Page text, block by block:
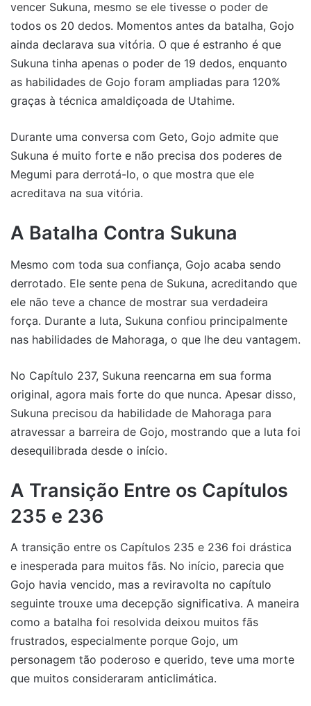
vencer Sukuna, mesmo se ele tivesse o poder de
todos os 20 dedos. Momentos antes da batalha, Gojo
ainda declarava sua vitória. O que é estranho é que
Sukuna tinha apenas o poder de 19 dedos, enquanto
as habilidades de Gojo foram ampliadas para 120%
graças à técnica amaldiçoada de Utahime.
Durante uma conversa com Geto, Gojo admite que
Sukuna é muito forte e não precisa dos poderes de
Megumi para derrotá-lo, o que mostra que ele
acreditava na sua vitória.
A Batalha Contra Sukuna
Mesmo com toda sua confiança, Gojo acaba sendo
derrotado. Ele sente pena de Sukuna, acreditando que
ele não teve a chance de mostrar sua verdadeira
força. Durante a luta, Sukuna confiou principalmente
nas habilidades de Mahoraga, o que lhe deu vantagem.
No Capítulo 237, Sukuna reencarna em sua forma
original, agora mais forte do que nunca. Apesar disso,
Sukuna precisou da habilidade de Mahoraga para
atravessar a barreira de Gojo, mostrando que a luta foi
desequilibrada desde o início.
A Transição Entre os Capítulos
235 e 236
A transição entre os Capítulos 235 e 236 foi drástica
e inesperada para muitos fãs. No início, parecia que
Gojo havia vencido, mas a reviravolta no capítulo
seguinte trouxe uma decepção significativa. A maneira
como a batalha foi resolvida deixou muitos fãs
frustrados, especialmente porque Gojo, um
personagem tão poderoso e querido, teve uma morte
que muitos consideraram anticlimática.